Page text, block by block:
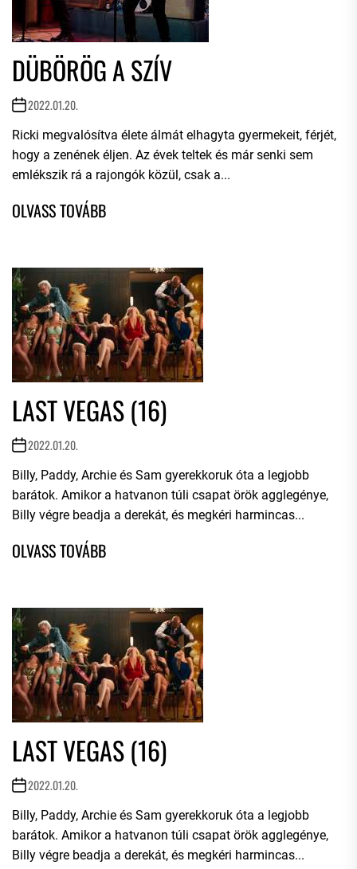
DÜBÖRÖG A SZÍV
2022.01.20.
Ricki megvalósítva élete álmát elhagyta gyermekeit, férjét,
hogy a zenének éljen. Az évek teltek és már senki sem
emlékszik rá a rajongók közül, csak a...
LAST VEGAS (16)
2022.01.20.
Billy, Paddy, Archie és Sam gyerekkoruk óta a legjobb
barátok. Amikor a hatvanon túli csapat örök agglegénye,
Billy végre beadja a derekát, és megkéri harmincas...
LAST VEGAS (16)
2022.01.20.
Billy, Paddy, Archie és Sam gyerekkoruk óta a legjobb
barátok. Amikor a hatvanon túli csapat örök agglegénye,
Billy végre beadja a derekát, és megkéri harmincas...